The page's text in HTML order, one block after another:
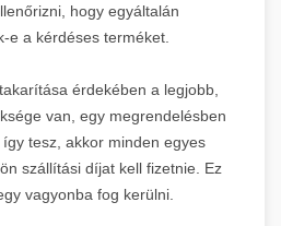
hogy egyáltalán
e a kérdéses terméket.
érdekében a legjobb,
van, egy megrendelésben
tesz, akkor minden egyes
szállítási díjat kell fizetnie. Ez
vagyonba fog kerülni.